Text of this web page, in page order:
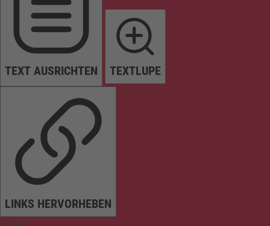
TEXT AUSRICHTEN TEXTLUPE
LINKS HERVORHEBEN